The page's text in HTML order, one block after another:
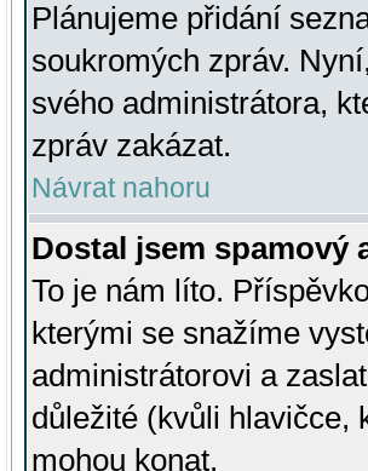
Plánujeme přidání
soukromých zpráv.
svého administrátora,
zpráv zakázat.
Návrat nahoru
Dostal jsem spamový
To je nám líto.
kterými se snažíme
administrátorovi a
důležité (kvůli hlavičce,
mohou konat.